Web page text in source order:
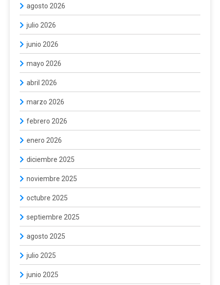
agosto 2026
julio 2026
junio 2026
mayo 2026
abril 2026
marzo 2026
febrero 2026
enero 2026
diciembre 2025
noviembre 2025
octubre 2025
septiembre 2025
agosto 2025
julio 2025
junio 2025